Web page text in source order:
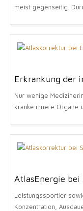
meist gegenseitig.
Erkrankung der
Nur wenige
kranke innere Organe
AtlasEnergie
Leistungssportler
Konzentration,